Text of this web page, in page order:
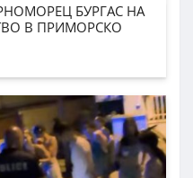
БУРГАС НА
В ПРИМОРСКО